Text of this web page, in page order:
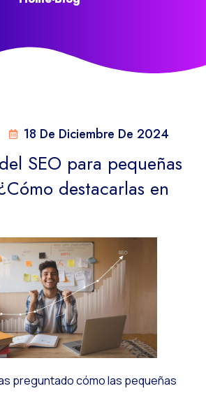
18 De Diciembre De 2024
SEO para pequeñas
destacarlas en
preguntado cómo las pequeñas